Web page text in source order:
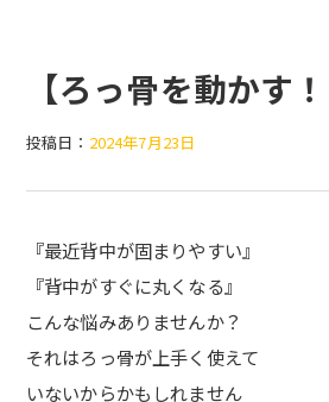
【ろっ骨を動かす！
投稿日： 2024年7月23日
『最近背中が固まりやすい』
『背中がすぐに丸くなる』
こんな悩みありませんか？
それはろっ骨が上手く使えて
いないからかもしれません